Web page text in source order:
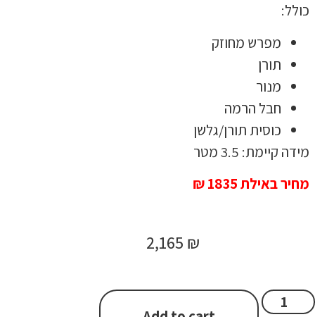
כולל:
מפרש מחוזק
תורן
מנור
חבל הרמה
כוסית תורן/גלשן
מידה קיימת: 3.5 מטר
מחיר באילת 1835 ₪
2,165 ₪